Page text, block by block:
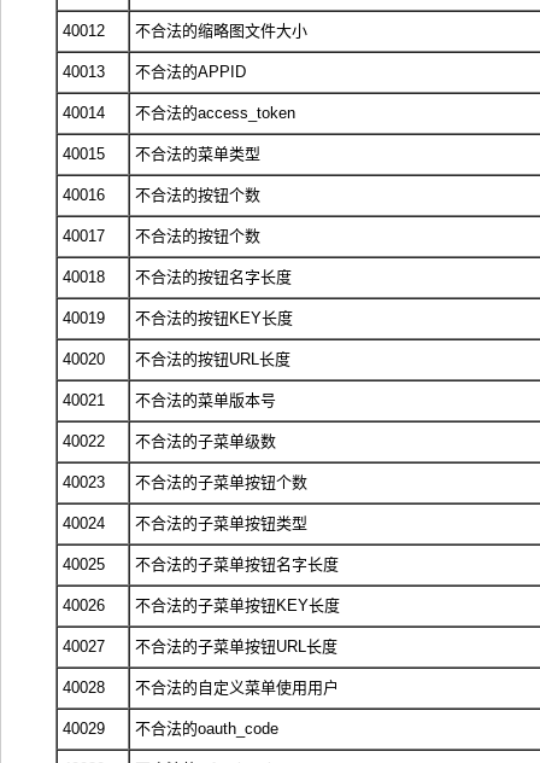
40012 不合法的缩略图文件大小
40013 不合法的APPID
40014 不合法的access_token
40015 不合法的菜单类型
40016 不合法的按钮个数
40017 不合法的按钮个数
40018 不合法的按钮名字长度
40019 不合法的按钮KEY长度
40020 不合法的按钮URL长度
40021 不合法的菜单版本号
40022 不合法的子菜单级数
40023 不合法的子菜单按钮个数
40024 不合法的子菜单按钮类型
40025 不合法的子菜单按钮名字长度
40026 不合法的子菜单按钮KEY长度
40027 不合法的子菜单按钮URL长度
40028 不合法的自定义菜单使用用户
40029 不合法的oauth_code